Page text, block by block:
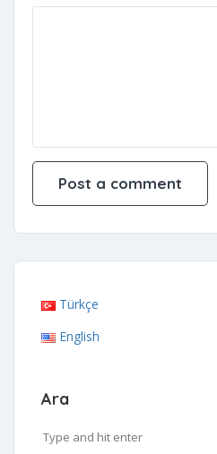
Türkçe
English
Ara